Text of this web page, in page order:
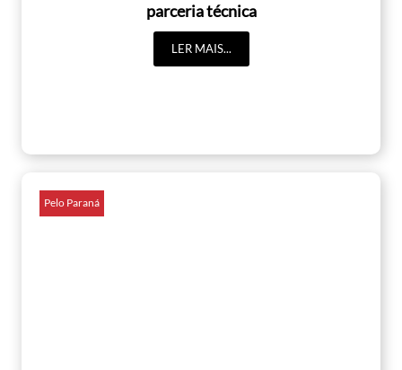
parceria técnica
LER MAIS...
Pelo Paraná